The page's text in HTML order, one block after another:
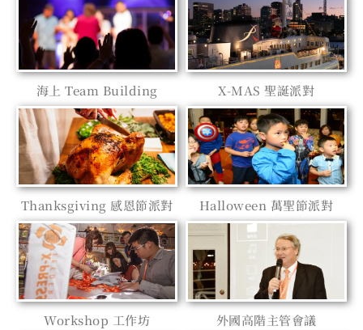
海上 Team Building X-MAS 聖誕派對
Thanksgiving 感恩節派對 Halloween 萬聖節派對
Workshop 工作坊 外國高階主管會議